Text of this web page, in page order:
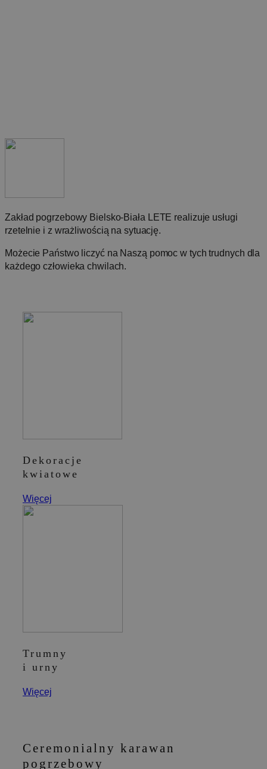
Zakład pogrzebowy Bielsko‑Biała LETE realizuje usługi
rzetelnie i z wrażliwością na sytuację.
Możecie Państwo liczyć na Naszą pomoc w tych trudnych dla
każdego człowieka chwilach.
Dekoracje
kwiatowe
Więcej
Trumny
i urny
Więcej
Ceremonialny karawan
pogrzebowy